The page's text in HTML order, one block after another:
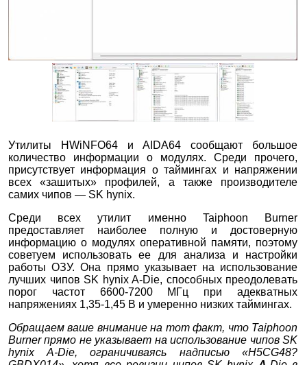
Утилиты HWiNFO64 и AIDA64 сообщают большое
количество информации о модулях. Среди прочего,
присутствует информация о таймингах и напряжении
всех «зашитых» профилей, а также производителе
самих чипов — SK hynix.
Среди всех утилит именно Taiphoon Burner
предоставляет наиболее полную и достоверную
информацию о модулях оперативной памяти, поэтому
советуем использовать ее для анализа и настройки
работы ОЗУ. Она прямо указывает на использование
лучших чипов SK hynix A-Die, способных преодолевать
порог частот 6600-7200 МГц при адекватных
напряжениях 1,35-1,45 В и умеренно низких таймингах.
Обращаем ваше внимание на тот факт, что Taiphoon
Burner прямо не указывает на использование чипов SK
hynix A-Die, ограничиваясь надписью «H5CG48?